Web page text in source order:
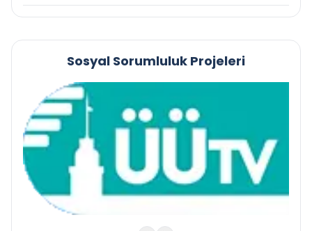
Sosyal Sorumluluk Projeleri